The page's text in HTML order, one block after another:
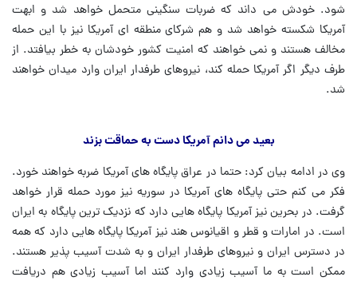
شود. خودش می داند که ضربات سنگینی متحمل خواهد شد و ابهت
آمریکا شکسته خواهد شد و هم شرکای منطقه ای آمریکا نیز با این حمله
مخالف هستند و نمی خواهند که امنیت کشور خودشان به خطر بیافتد. از
طرف دیگر اگر آمریکا حمله کند، نیروهای طرفدار ایران وارد میدان خواهند
شد.
بعید می دانم آمریکا دست به حماقت بزند
وی در ادامه بیان کرد: حتما در عراق پایگاه های آمریکا ضربه خواهند خورد.
فکر می کنم حتی پایگاه های آمریکا در سوریه نیز مورد حمله قرار خواهد
گرفت. در بحرین نیز آمریکا پایگاه هایی دارد که نزدیک ترین پایگاه به ایران
است. در امارات و قطر و اقیانوس هند نیز آمریکا پایگاه هایی دارد که همه
در دسترس ایران و نیروهای طرفدار ایران و به شدت آسیب پذیر هستند.
ممکن است به ما آسیب زیادی وارد کنند اما آسیب زیادی هم دریافت